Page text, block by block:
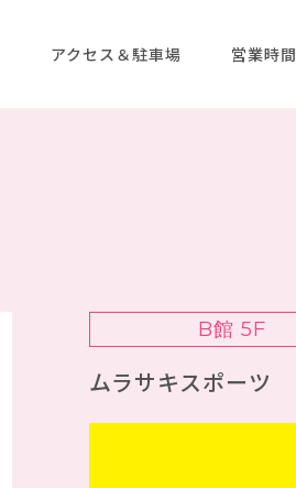
アクセス＆駐車場 営業時間
B館 5F
ムラサキスポーツ